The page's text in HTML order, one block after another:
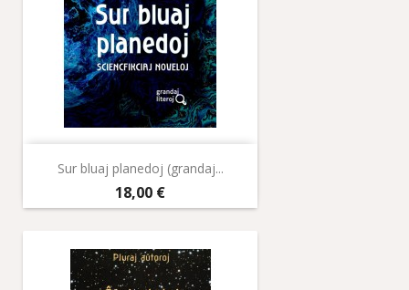
Sur bluaj planedoj (grandaj...
Prix
18,00 €